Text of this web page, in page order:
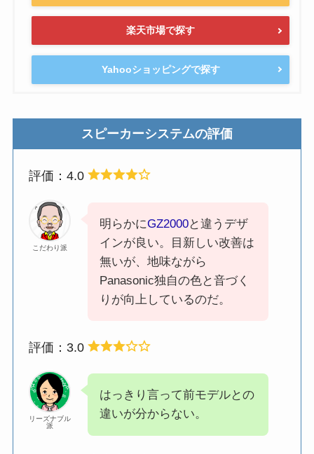
楽天市場で探す
Yahooショッピングで探す
スピーカーシステムの評価
評価：4.0
こだわり派
明らかにGZ2000と違うデザ
インが良い。目新しい改善は
無いが、地味ながら
Panasonic独自の色と音づく
りが向上しているのだ。
評価：3.0
リーズナブル
派
はっきり言って前モデルとの
違いが分からない。